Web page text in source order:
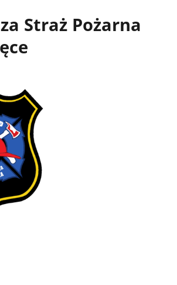
Straż Pożarna